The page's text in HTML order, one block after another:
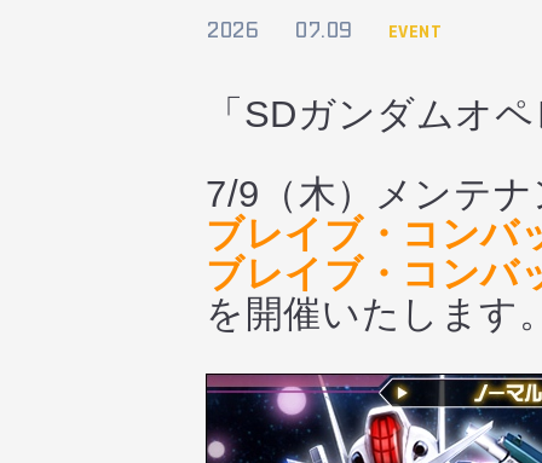
2026 07.09 EVENT
「SDガンダムオ
7/9（木）メンテ
ブレイブ・コンバ
ブレイブ・コンバ
を開催いたします